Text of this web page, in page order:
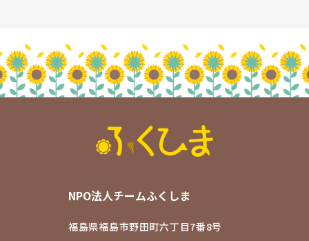
NPO法人チームふくしま
福島県福島市野田町六丁目7番8号